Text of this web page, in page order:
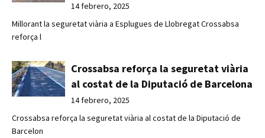
14 febrero, 2025
Millorant la seguretat viària a Esplugues de Llobregat Crossabsa
reforça l
Crossabsa reforça la seguretat viària
al costat de la Diputació de Barcelona
14 febrero, 2025
Crossabsa reforça la seguretat viària al costat de la Diputació de
Barcelon